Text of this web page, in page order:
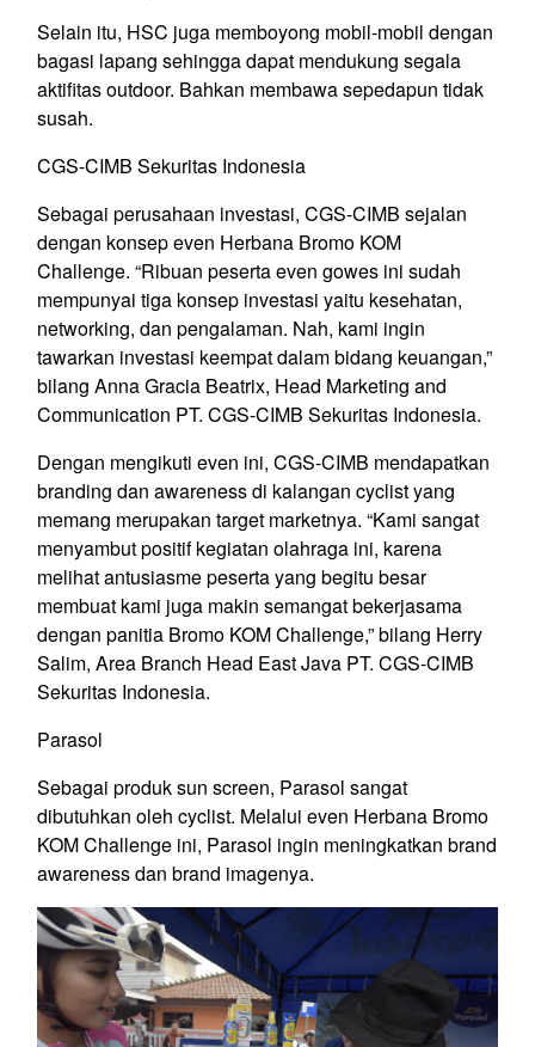
Selain itu, HSC juga memboyong mobil-mobil dengan
bagasi lapang sehingga dapat mendukung segala
aktifitas outdoor. Bahkan membawa sepedapun tidak
susah.
CGS-CIMB Sekuritas Indonesia
Sebagai perusahaan investasi, CGS-CIMB sejalan
dengan konsep even Herbana Bromo KOM
Challenge. “Ribuan peserta even gowes ini sudah
mempunyai tiga konsep investasi yaitu kesehatan,
networking, dan pengalaman. Nah, kami ingin
tawarkan investasi keempat dalam bidang keuangan,”
bilang Anna Gracia Beatrix, Head Marketing and
Communication PT. CGS-CIMB Sekuritas Indonesia.
Dengan mengikuti even ini, CGS-CIMB mendapatkan
branding dan awareness di kalangan cyclist yang
memang merupakan target marketnya. “Kami sangat
menyambut positif kegiatan olahraga ini, karena
melihat antusiasme peserta yang begitu besar
membuat kami juga makin semangat bekerjasama
dengan panitia Bromo KOM Challenge,” bilang Herry
Salim, Area Branch Head East Java PT. CGS-CIMB
Sekuritas Indonesia.
Parasol
Sebagai produk sun screen, Parasol sangat
dibutuhkan oleh cyclist. Melalui even Herbana Bromo
KOM Challenge ini, Parasol ingin meningkatkan brand
awareness dan brand imagenya.